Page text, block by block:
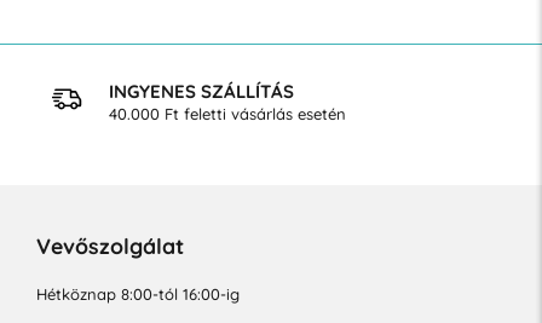
INGYENES SZÁLLÍTÁS
40.000 Ft feletti vásárlás esetén
Vevőszolgálat
Hétköznap 8:00-tól 16:00-ig